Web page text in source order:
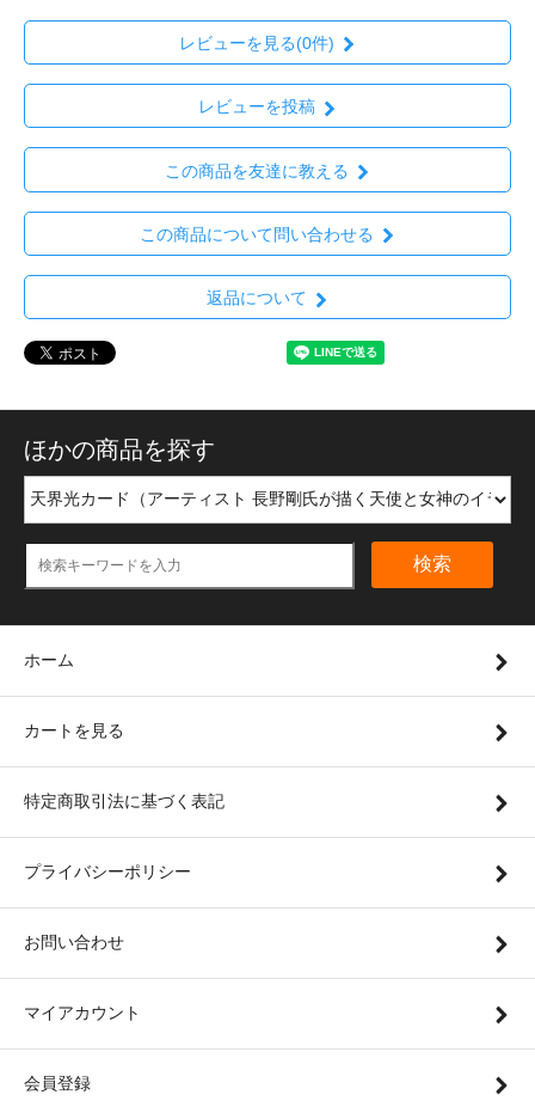
レビューを見る(0件)
レビューを投稿
この商品を友達に教える
この商品について問い合わせる
返品について
ほかの商品を探す
検索
ホーム
カートを見る
特定商取引法に基づく表記
プライバシーポリシー
お問い合わせ
マイアカウント
会員登録